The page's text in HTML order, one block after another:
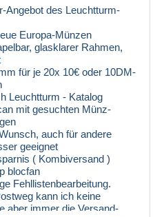
Angebot des Leuchtturm-
Europa-Münzen
glasklarer Rahmen,
für je 20x 10€ oder 10DM-
Leuchtturm - Katalog
mit gesuchten Münz-
auch für andere
geeignet
( Kombiversand )
blocfan
Fehllistenbearbeitung.
kann ich keine
aber immer die Versand-